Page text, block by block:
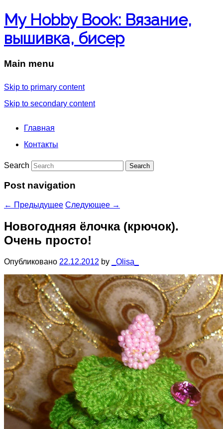
My Hobby Book: Вязание,
вышивка, бисер
Main menu
Skip to primary content
Skip to secondary content
Главная
Контакты
Search
Post navigation
← Предыдущее Следующее →
Новогодняя ёлочка (крючок).
Очень просто!
Опубликовано 22.12.2012 by _Olisa_